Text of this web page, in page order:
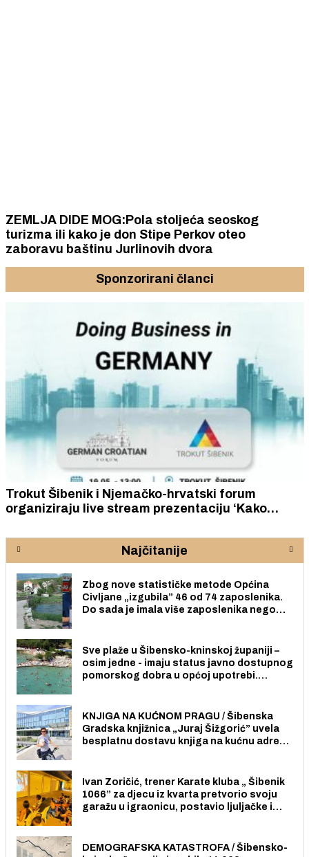
ZEMLJA DIDE MOG:Pola stoljeća seoskog
turizma ili kako je don Stipe Perkov oteo
zaboravu baštinu Jurlinovih dvora
Sponzorirani članci
Trokut Šibenik i Njemačko-hrvatski forum
organiziraju live stream prezentaciju ‘Kako
Najčitanije
Zbog nove statističke metode Općina
Civljane „izgubila” 46 od 74 zaposlenika.
Do sada je imala više zaposlenika nego
Sve plaže u Šibensko-kninskoj županiji –
osim jedne - imaju status javno dostupnog
pomorskog dobra u općoj upotrebi.
KNJIGA NA KUĆNOM PRAGU / Šibenska
Gradska knjižnica „Juraj Šižgorić” uvela
besplatnu dostavu knjiga na kućnu adresu
Ivan Zoričić, trener Karate kluba „ Šibenik
1066” za djecu iz kvarta pretvorio svoju
garažu u igraonicu, postavio ljuljačke i
DEMOGRAFSKA KATASTROFA / Šibensko-